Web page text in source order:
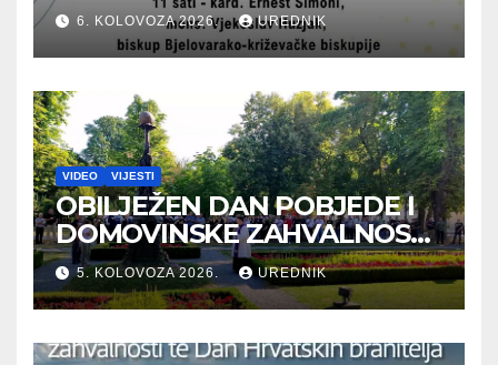
6. KOLOVOZA 2026. UREDNIK
VIDEO VIJESTI
OBILJEŽEN DAN POBJEDE I
DOMOVINSKE ZAHVALNOSTI
TE DAN HRVATSKIH
BRANITELJA
5. KOLOVOZA 2026. UREDNIK